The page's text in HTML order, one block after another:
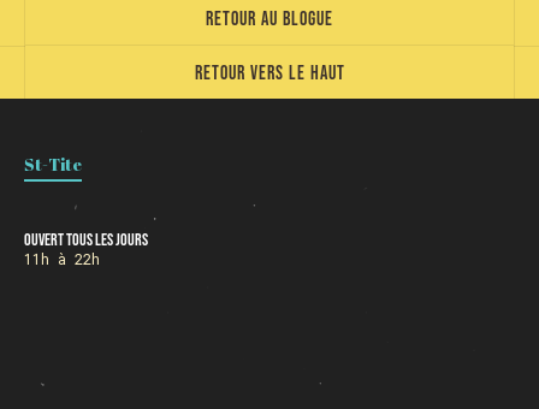
Retour vers le haut
Retour au blogue
St-Tite
Ouvert tous les jours
11h à 22h